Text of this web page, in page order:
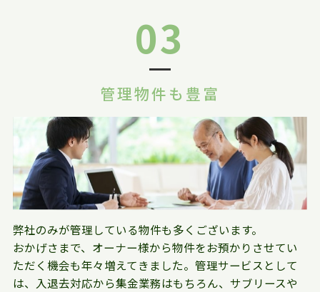
03
管理物件も豊富
弊社のみが管理している物件も多くございます。
おかげさまで、オーナー様から物件をお預かりさせてい
ただく機会も年々増えてきました。管理サービスとして
は、入退去対応から集金業務はもちろん、サブリースや